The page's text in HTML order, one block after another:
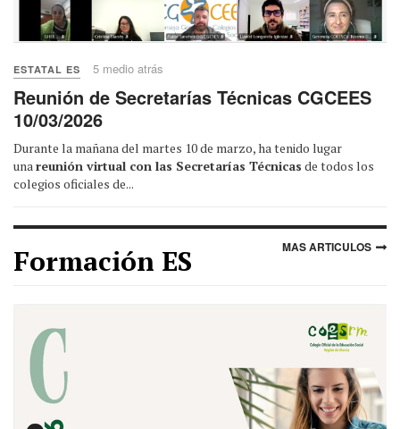
ESTATAL ES 5 medio atrás
Reunión de Secretarías Técnicas CGCEES
10/03/2026
Durante la mañana del martes 10 de marzo, ha tenido lugar
unareunión virtual con las Secretarías Técnicas de todos los
colegios oficiales de...
Formación ES MAS ARTICULOS